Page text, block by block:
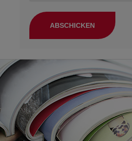
ABSCHICKEN